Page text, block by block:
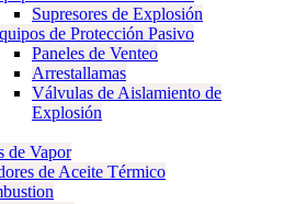
Supresores de Explosión
de Protección Pasivo
Paneles de Venteo
Arrestallamas
Válvulas de Aislamiento de
Explosión
de Vapor
de Aceite Térmico